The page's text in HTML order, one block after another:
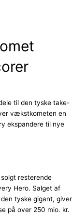
til den tyske take-
vækstkometen en
ekspandere til nye
resterende
Hero. Salget af
tyske gigant, giver
på over 250 mio. kr.